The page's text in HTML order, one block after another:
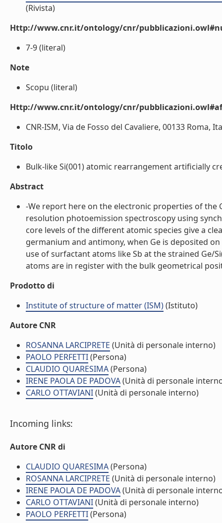
(Rivista)
Http://www.cnr.it/ontology/cnr/
7-9 (literal)
Note
Scopu (literal)
Http://www.cnr.it/ontology/cnr/
CNR-ISM, Via de Fosso del Cavaliere, 00133 Roma,
Titolo
Bulk-like Si(001) atomic rearrangement artificially
Abstract
-We report here on the electronic properties of the
resolution photoemission spectroscopy using
core levels of the different atomic species give a
germanium and antimony, when Ge is deposited
use of surfactant atoms like Sb at the strained Ge/
atoms are in register with the bulk geometrical
Prodotto di
Institute of structure of matter (ISM)(Istituto)
Autore CNR
ROSANNA LARCIPRETE (Unità di personale interno)
PAOLO PERFETTI(Persona)
CLAUDIO QUARESIMA(Persona)
IRENE PAOLA DE PADOVA(Unità di personale
CARLO OTTAVIANI(Unità di personale interno)
Incoming links:
Autore CNR di
CLAUDIO QUARESIMA(Persona)
ROSANNA LARCIPRETE (Unità di personale interno)
IRENE PAOLA DE PADOVA(Unità di personale
CARLO OTTAVIANI(Unità di personale interno)
PAOLO PERFETTI(Persona)